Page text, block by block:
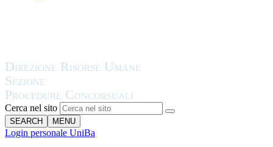
Cerca nel sito
SEARCH MENU
Login personale UniBa